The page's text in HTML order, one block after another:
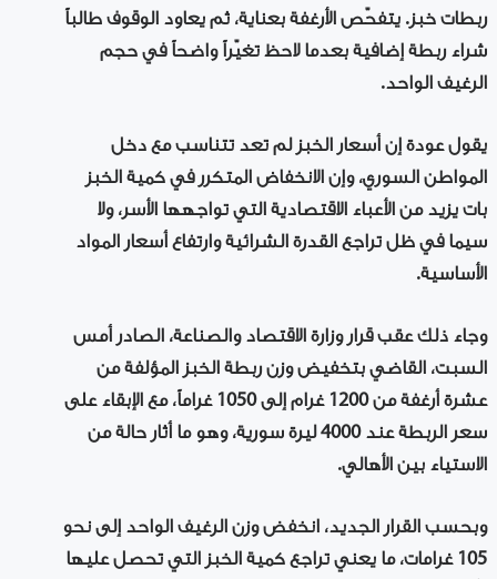
ربطات خبز. يتفحّص الأرغفة بعناية، ثم يعاود الوقوف طالباً
شراء ربطة إضافية بعدما لاحظ تغيّراً واضحاً في حجم
الرغيف الواحد.
يقول عودة إن أسعار الخبز لم تعد تتناسب مع دخل
المواطن السوري، وإن الانخفاض المتكرر في كمية الخبز
بات يزيد من الأعباء الاقتصادية التي تواجهها الأسر، ولا
سيما في ظل تراجع القدرة الشرائية وارتفاع أسعار المواد
الأساسية.
وجاء ذلك عقب قرار وزارة الاقتصاد والصناعة، الصادر أمس
السبت، القاضي بتخفيض وزن ربطة الخبز المؤلفة من
عشرة أرغفة من 1200 غرام إلى 1050 غراماً، مع الإبقاء على
سعر الربطة عند 4000 ليرة سورية، وهو ما أثار حالة من
الاستياء بين الأهالي.
وبحسب القرار الجديد، انخفض وزن الرغيف الواحد إلى نحو
105 غرامات، ما يعني تراجع كمية الخبز التي تحصل عليها